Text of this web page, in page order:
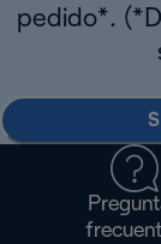
pedido*.